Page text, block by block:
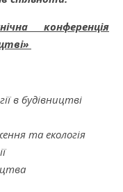
конференція
в будівництві
та екологія